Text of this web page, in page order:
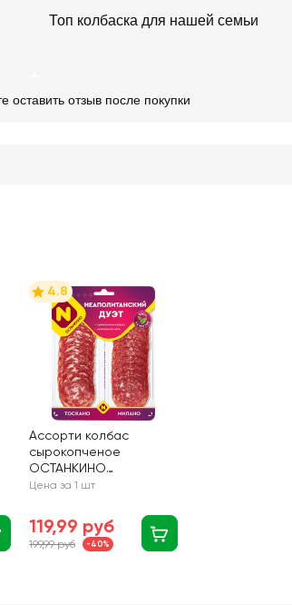
Топ колбаска для нашей семьи
оставить отзыв после покупки
4.8
Ассорти колбас
сырокопченое
ОСТАНКИНО
Неаполитанский дуэт,
Цена за 1 шт
119,99 руб
199,99 руб -40%